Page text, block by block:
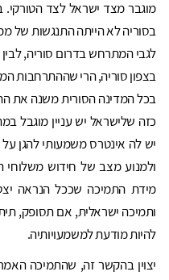
מוגבר מצד ישראל לצד
בסוריה לא הייתה התנגשות של
לגבי המתרחש בדרום סוריה,
בצפון סוריה, הרי שההתרחבות
בכל המדינה הסורית משנה את
כזה שלישראל יש עניין מוגבל
יש לה אינטרס משמעותי להגן על
ולמנוע מצב של חידוש משלוחי
ותמיכה ישראלית, אם תסופק,
להיות מודעת למשמעויותיה.